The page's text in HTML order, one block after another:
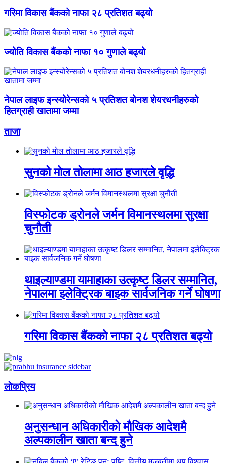
गरिमा विकास बैंकको नाफा २८ प्रतिशत बढ्यो
ज्योति विकास बैंकको नाफा १० गुणाले बढ्यो
नेपाल लाइफ इन्स्योरेन्सको ५ प्रतिशत बोनश शेयरधनीहरुको
हितग्राही खातामा जम्मा
ताजा
सुनको मोल तोलामा आठ हजारले वृद्धि
विस्फोटक ड्रोनले जर्मन विमानस्थलमा सुरक्षा
चुनौती
थाइल्याण्डमा यामाहाका उत्कृष्ट डिलर सम्मानित,
नेपालमा इलेक्ट्रिक बाइक सार्वजनिक गर्ने घोषणा
गरिमा विकास बैंकको नाफा २८ प्रतिशत बढ्यो
लाेकप्रिय
अनुसन्धान अधिकारीकाे माैखिक आदेशमै
अल्पकालीन खाता बन्द हुने